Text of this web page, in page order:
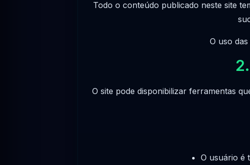
Todo o conteúdo publicado neste site
O uso
O site pode disponibilizar ferramentas
O usuário é